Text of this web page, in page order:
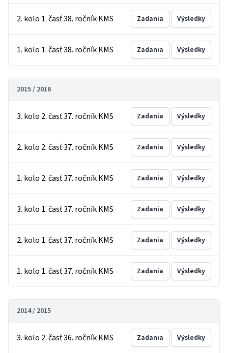
2. kolo 1. časť 38. ročník KMS Zadania Výsledky
1. kolo 1. časť 38. ročník KMS Zadania Výsledky
2015 / 2016
3. kolo 2. časť 37. ročník KMS Zadania Výsledky
2. kolo 2. časť 37. ročník KMS Zadania Výsledky
1. kolo 2. časť 37. ročník KMS Zadania Výsledky
3. kolo 1. časť 37. ročník KMS Zadania Výsledky
2. kolo 1. časť 37. ročník KMS Zadania Výsledky
1. kolo 1. časť 37. ročník KMS Zadania Výsledky
2014 / 2015
3. kolo 2. časť 36. ročník KMS Zadania Výsledky